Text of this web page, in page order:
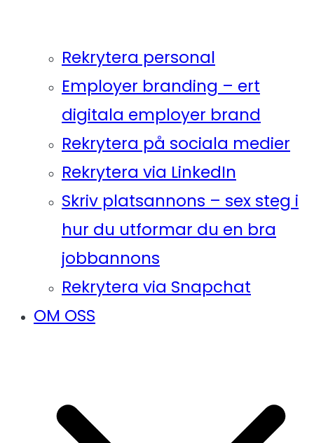
Rekrytera personal
Employer branding – ert
digitala employer brand
Rekrytera på sociala medier
Rekrytera via LinkedIn
Skriv platsannons – sex steg i
hur du utformar du en bra
jobbannons
Rekrytera via Snapchat
OM OSS